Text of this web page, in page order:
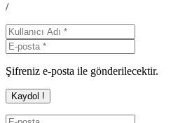
/
Şifreniz e-posta ile gönderilecektir.